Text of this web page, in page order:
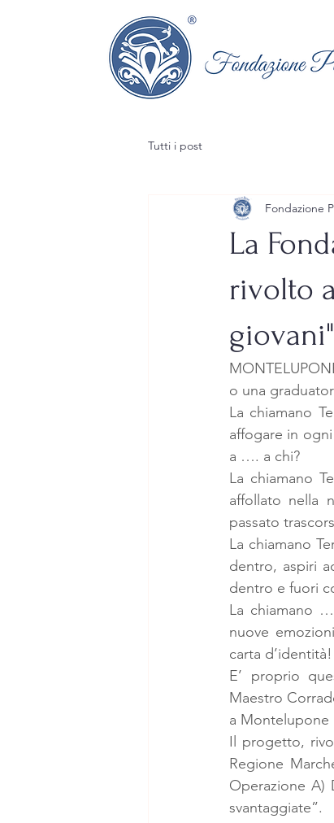
Tutti i post
La
rivolto
giovani"
Fondazione
o una
La chiamano
affogare in
a …. a chi?
La chiamano
affollato nella
passato
La chiamano
dentro, aspiri
dentro e fuori
La chiamano
nuove
carta d’identità!
E’ proprio
Maestro
a Montelupone
Il progetto,
Regione
Operazione A)
svantaggiate”.